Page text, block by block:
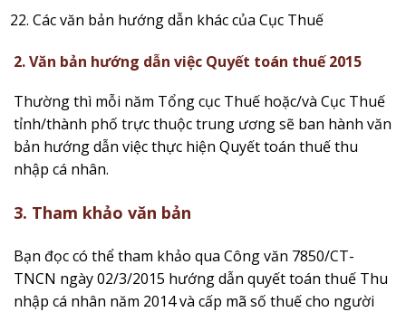
Các văn bản hướng dẫn khác của Cục Thuế
2. Văn bản hướng dẫn việc Quyết toán thuế 2015
Thường thì mỗi năm Tổng cục Thuế hoặc/và Cục Thuế
tỉnh/thành phố trực thuộc trung ương sẽ ban hành văn
bản hướng dẫn việc thực hiện Quyết toán thuế thu
nhập cá nhân.
3. Tham khảo văn bản
Bạn đọc có thể tham khảo qua Công văn 7850/CT-
TNCN ngày 02/3/2015 hướng dẫn quyết toán thuế Thu
nhập cá nhân năm 2014 và cấp mã số thuế cho người